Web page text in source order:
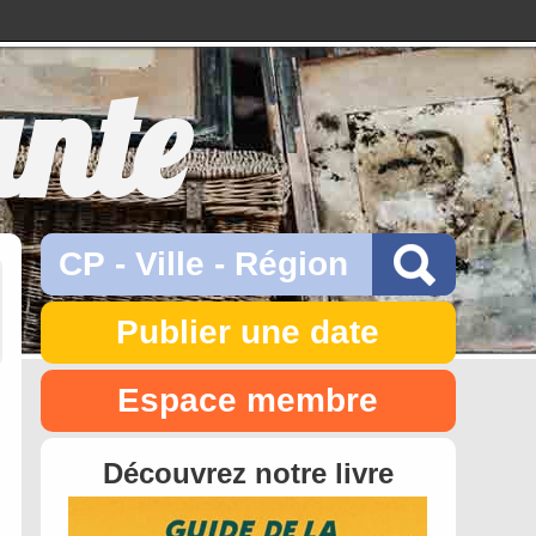
Publier une date
Espace membre
Découvrez notre livre